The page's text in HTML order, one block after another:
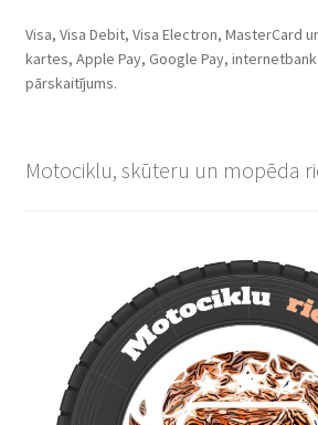
Visa, Visa Debit, Visa Electron, MasterCard
kartes, Apple Pay, Google Pay,
pārskaitījums.
Motociklu, skūteru un mopēda